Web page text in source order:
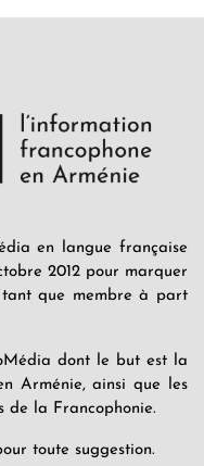
en langue française
2012 pour marquer
tant que membre à part
dont le but est la
Arménie, ainsi que les
de la Francophonie.
toute suggestion.